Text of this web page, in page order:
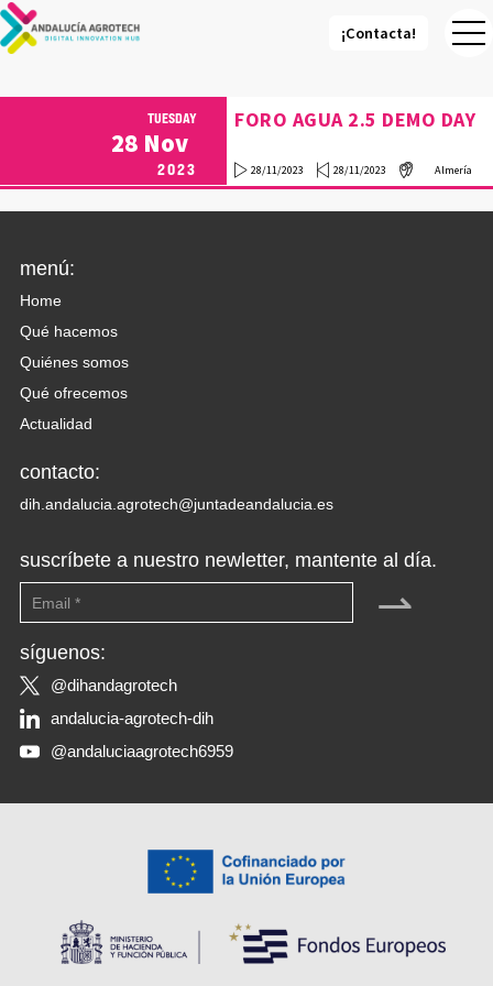
¡Contacta!
TUESDAY
28 Nov
2023
FORO AGUA 2.5 DEMO DAY
28/11/2023 28/11/2023 Almería
menú:
Home
Qué hacemos
Quiénes somos
Qué ofrecemos
Actualidad
contacto:
dih.andalucia.agrotech@juntadeandalucia.es
suscríbete a nuestro newletter, mantente al día.
⇀
síguenos:
@dihandagrotech
andalucia-agrotech-dih
@andaluciaagrotech6959